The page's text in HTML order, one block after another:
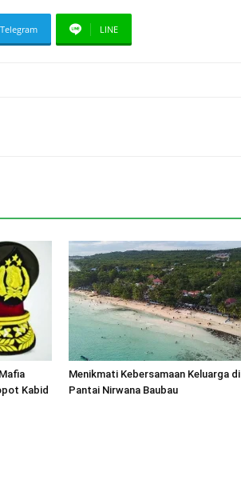
Telegram LINE
Kabid
Menikmati Kebersamaan Keluarga di
Pantai Nirwana Baubau